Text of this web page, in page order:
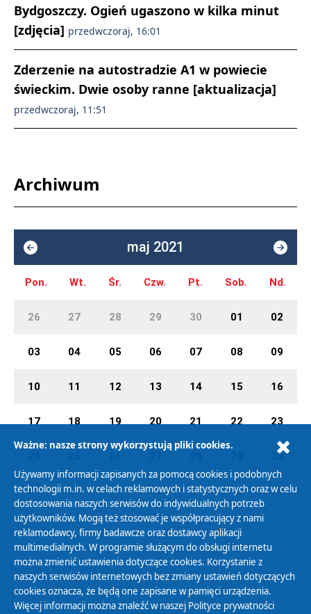
Bydgoszczy. Ogień ugaszono w kilka minut
[zdjęcia] przedwczoraj, 16:01
Zderzenie na autostradzie A1 w powiecie
świeckim. Dwie osoby ranne [aktualizacja]
przedwczoraj, 11:51
Archiwum
maj 2021
Pon. Wt. Śr. Czw. Pt. Sob. Nd.
26 27 28 29 30 01 02
03 04 05 06 07 08 09
10 11 12 13 14 15 16
17 18 19 20 21 22 23
30
31 01 02 03 04 05 06
Polityka Prywatności
Zasady korzystania z Serwisu
Organizacje Pożytku Publicznego
Ważne: nasze strony wykorzystują pliki cookies.
Używamy informacji zapisanych za pomocą cookies i podobnych
technologii m.in. w celach reklamowych i statystycznych oraz w celu
dostosowania naszych serwisów do indywidualnych potrzeb
użytkowników. Mogą też stosować je współpracujący z nami
reklamodawcy, firmy badawcze oraz dostawcy aplikacji
multimedialnych. W programie służącym do obsługi internetu
można zmienić ustawienia dotyczące cookies. Korzystanie z
naszych serwisów internetowych bez zmiany ustawień dotyczących
cookies oznacza, że będą one zapisane w pamięci urządzenia.
Więcej informacji można znaleźć w naszej Polityce prywatności